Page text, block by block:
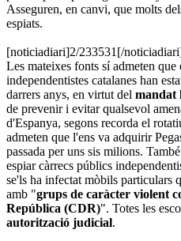
Asseguren, en canvi, que molts
espiats.
[noticiadiari]2/233531[/
Les mateixes fonts sí admeten que
independentistes catalanes han
darrers anys, en virtut del mandat
de prevenir i evitar qualsevol
d'Espanya, segons recorda el
admeten que l'ens va adquirir
passada per uns sis milions.
espiar càrrecs públics
se'ls ha infectat mòbils particulars
amb "grups de caràcter violent
República (CDR)". Totes les
autorització judicial.